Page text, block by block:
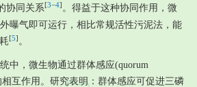
协同关系[3−4] 。得益于这种协同作用，微
曝气即可运行，相比常规活性污泥法，能
[5] 。
中，微生物通过群体感应(quorum
相互作用。研究表明：群体感应可促进三磷